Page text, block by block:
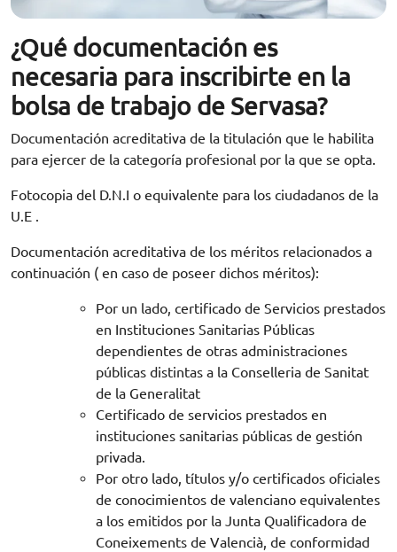
¿Qué documentación es
necesaria para inscribirte en la
bolsa de trabajo de Servasa?
Documentación acreditativa de la titulación que le habilita
para ejercer de la categoría profesional por la que se opta.
Fotocopia del D.N.I o equivalente para los ciudadanos de la
U.E .
Documentación acreditativa de los méritos relacionados a
continuación ( en caso de poseer dichos méritos):
Por un lado, certificado de Servicios prestados
en Instituciones Sanitarias Públicas
dependientes de otras administraciones
públicas distintas a la Conselleria de Sanitat
de la Generalitat
Certificado de servicios prestados en
instituciones sanitarias públicas de gestión
privada.
Por otro lado, títulos y/o certificados oficiales
de conocimientos de valenciano equivalentes
a los emitidos por la Junta Qualificadora de
Coneixements de Valencià, de conformidad